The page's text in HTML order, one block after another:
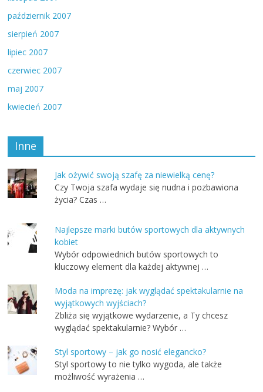
październik 2007
sierpień 2007
lipiec 2007
czerwiec 2007
maj 2007
kwiecień 2007
Inne
Jak ożywić swoją szafę za niewielką cenę?
Czy Twoja szafa wydaje się nudna i pozbawiona
życia? Czas …
Najlepsze marki butów sportowych dla aktywnych
kobiet
Wybór odpowiednich butów sportowych to
kluczowy element dla każdej aktywnej …
Moda na imprezę: jak wyglądać spektakularnie na
wyjątkowych wyjściach?
Zbliża się wyjątkowe wydarzenie, a Ty chcesz
wyglądać spektakularnie? Wybór …
Styl sportowy – jak go nosić elegancko?
Styl sportowy to nie tylko wygoda, ale także
możliwość wyrażenia …